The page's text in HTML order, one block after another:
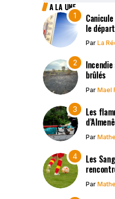
A LA UNE
le
Par La
brûlés
Par Mael
Les
Par
Les
Par